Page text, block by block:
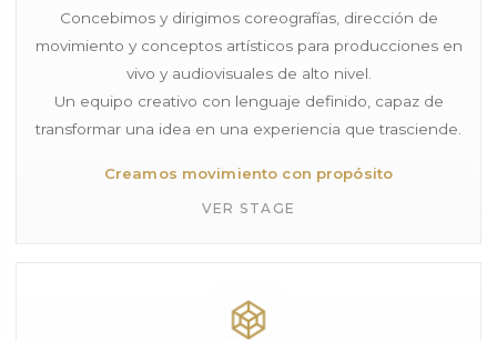
Concebimos y dirigimos coreografías, dirección de
movimiento y conceptos artísticos para producciones en
vivo y audiovisuales de alto nivel.
Un equipo creativo con lenguaje definido, capaz de
transformar una idea en una experiencia que trasciende.
Creamos movimiento con propósito
VER STAGE